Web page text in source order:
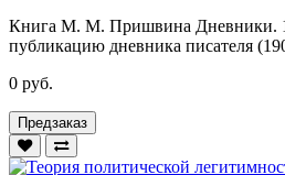
Книга М. М. Пришвина Дневники.
публикацию дневника писателя
0 руб.
Предзаказ